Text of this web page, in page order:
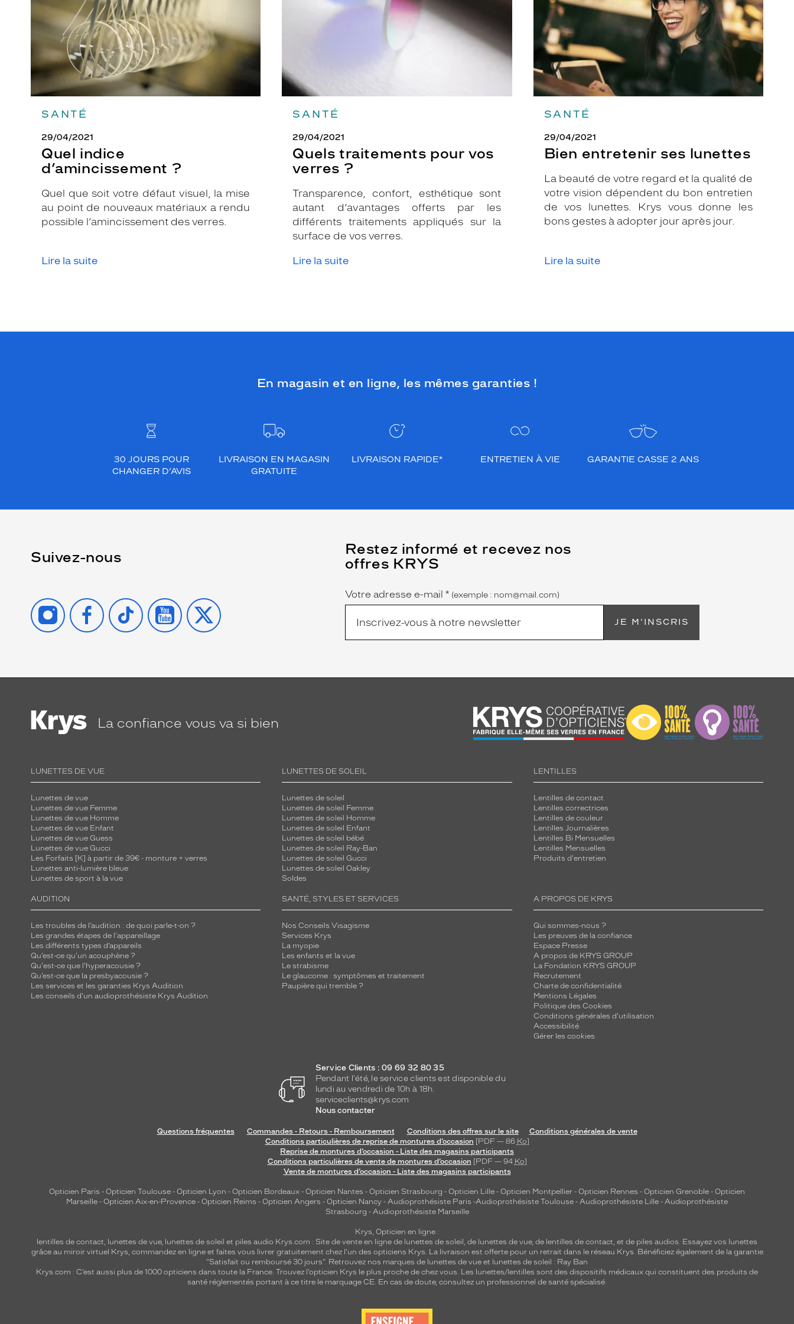
SANTÉ
29/04/2021
Quel indice
d’amincissement ?
Quel que soit votre défaut visuel, la mise
au point de nouveaux matériaux a rendu
possible l’amincissement des verres.
Lire la suite
SANTÉ
29/04/2021
Quels traitements pour vos
verres ?
Transparence, confort, esthétique sont
autant d’avantages offerts par les
différents traitements appliqués sur la
surface de vos verres.
Lire la suite
SANTÉ
29/04/2021
Bien entretenir ses lunettes
La beauté de votre regard et la qualité de
votre vision dépendent du bon entretien
de vos lunettes. Krys vous donne les
bons gestes à adopter jour après jour.
Lire la suite
En magasin et en ligne, les mêmes garanties !
30 JOURS POUR
CHANGER D’AVIS
LIVRAISON EN MAGASIN
GRATUITE
LIVRAISON RAPIDE* ENTRETIEN À VIE GARANTIE CASSE 2 ANS
Suivez-nous
INSTAGRAMFACEBOOK
TIKTOK YOUTUBE
X
Restez informé et recevez nos
offres KRYS
Name
Votre adresse e-mail *
(Ce
champ
est
obligatoire)
(exemple : nom@mail.com)
JE M'INSCRIS
La confiance vous va si bien
LUNETTES DE VUE
Lunettes de vue
Lunettes de vue Femme
Lunettes de vue Homme
Lunettes de vue Enfant
Lunettes de vue Guess
Lunettes de vue Gucci
Les Forfaits [K] à partir de 39€ - monture + verres
Lunettes anti-lumière bleue
Lunettes de sport à la vue
LUNETTES DE SOLEIL
Lunettes de soleil
Lunettes de soleil Femme
Lunettes de soleil Homme
Lunettes de soleil Enfant
Lunettes de soleil bébé
Lunettes de soleil Ray-Ban
Lunettes de soleil Gucci
Lunettes de soleil Oakley
Soldes
LENTILLES
Lentilles de contact
Lentilles correctrices
Lentilles de couleur
Lentilles Journalières
Lentilles Bi Mensuelles
Lentilles Mensuelles
Produits d'entretien
AUDITION
Les troubles de l’audition : de quoi parle-t-on ?
Les grandes étapes de l'appareillage
Les différents types d’appareils
Qu’est-ce qu'un acouphène ?
Qu'est-ce que l'hyperacousie ?
Qu’est-ce que la presbyacousie ?
Les services et les garanties Krys Audition
Les conseils d'un audioprothésiste Krys Audition
SANTÉ, STYLES ET SERVICES
Nos Conseils Visagisme
Services Krys
La myopie
Les enfants et la vue
Le strabisme
Le glaucome : symptômes et traitement
Paupière qui tremble ?
A PROPOS DE KRYS
Qui sommes-nous ?
Les preuves de la confiance
Espace Presse
A propos de KRYS GROUP
La Fondation KRYS GROUP
Recrutement
Charte de confidentialité
Mentions Légales
Politique des Cookies
Conditions générales d'utilisation
Accessibilité
Gérer les cookies
Service Clients : 09 69 32 80 35
Pendant l'été, le service clients est disponible du
lundi au vendredi de 10h à 18h.
serviceclients@krys.com
Nous contacter
Questions fréquentes Commandes - Retours - Remboursement Conditions des offres sur le site
Conditions générales de vente
Conditions particulières de reprise de montures d’occasion [PDF — 86 Ko]
Reprise de montures d’occasion - Liste des magasins participants
Conditions particulières de vente de montures d’occasion [PDF — 94 Ko]
Vente de montures d’occasion - Liste des magasins participants
Opticien Paris - Opticien Toulouse - Opticien Lyon - Opticien Bordeaux - Opticien Nantes - Opticien Strasbourg - Opticien Lille - Opticien Montpellier - Opticien Rennes - Opticien Grenoble - Opticien
Marseille - Opticien Aix-en-Provence - Opticien Reims - Opticien Angers - Opticien Nancy - Audioprothésiste Paris -Audioprothésiste Toulouse - Audioprothésiste Lille - Audioprothésiste
Strasbourg - Audioprothésiste Marseille
Krys, Opticien en ligne :
lentilles de contact, lunettes de vue, lunettes de soleil et piles audio Krys.com : Site de vente en ligne de lunettes de soleil, de lunettes de vue, de lentilles de contact, et de piles audios. Essayez vos lunettes
grâce au miroir virtuel Krys, commandez en ligne et faites vous livrer gratuitement chez l'un des opticiens Krys. La livraison est offerte pour un retrait dans le réseau Krys. Bénéficiez également de la garantie
"Satisfait ou remboursé 30 jours". Retrouvez nos marques de lunettes de vue et lunettes de soleil : Ray Ban
Krys.com : C’est aussi plus de 1000 opticiens dans toute la France. Trouvez l’opticien Krys le plus proche de chez vous. Les lunettes/lentilles sont des dispositifs médicaux qui constituent des produits de
santé réglementés portant à ce titre le marquage CE. En cas de doute, consultez un professionnel de santé spécialisé.